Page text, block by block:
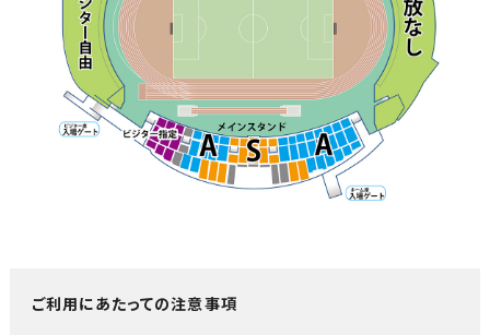
ご利用にあたっての注意事項